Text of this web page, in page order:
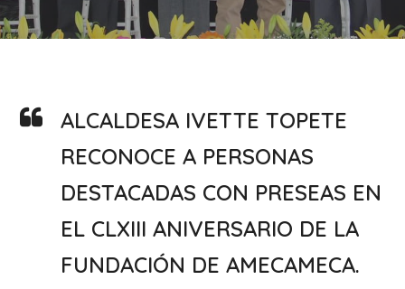
ALCALDESA IVETTE TOPETE
RECONOCE A PERSONAS
DESTACADAS CON PRESEAS EN
EL CLXIII ANIVERSARIO DE LA
FUNDACIÓN DE AMECAMECA.